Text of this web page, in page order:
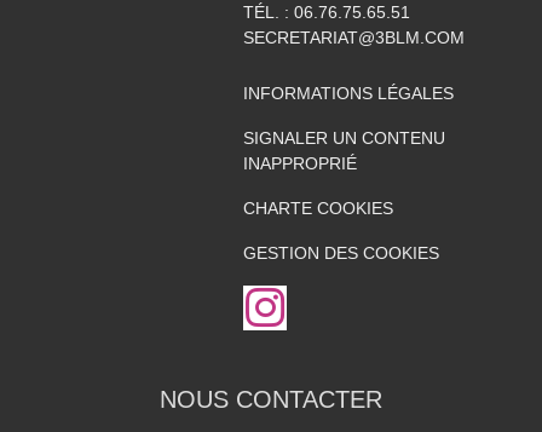
TÉL. : 06.76.75.65.51
SECRETARIAT@3BLM.COM
INFORMATIONS LÉGALES
SIGNALER UN CONTENU
INAPPROPRIÉ
CHARTE COOKIES
GESTION DES COOKIES
NOUS CONTACTER